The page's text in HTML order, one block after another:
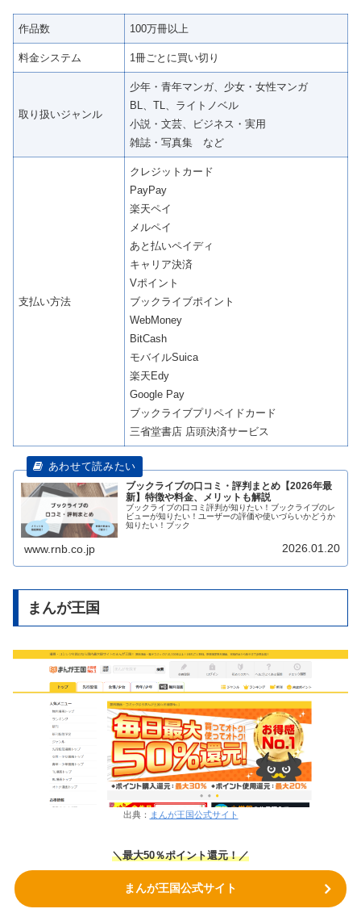
作品数 100万冊以上
料金システム 1冊ごとに買い切り
取り扱いジャンル
少年・青年マンガ、少女・女性マンガ
BL、TL、ライトノベル
小説・文芸、ビジネス・実用
雑誌・写真集 など
支払い方法
クレジットカード
PayPay
楽天ペイ
メルペイ
あと払いペイディ
キャリア決済
Vポイント
ブックライブポイント
WebMoney
BitCash
モバイルSuica
楽天Edy
Google Pay
ブックライブプリペイドカード
三省堂書店 店頭決済サービス
ブックライブの口コミ・評判まとめ【2026年最
新】特徴や料金、メリットも解説
ブックライブの口コミ評判が知りたい！ブックライブのレ
ビューが知りたい！ユーザーの評価や使いづらいかどうか
知りたい！ブック
www.rnb.co.jp 2026.01.20
まんが王国
出典： まんが王国公式サイト
＼最大50％ポイント還元！／
まんが王国公式サイト